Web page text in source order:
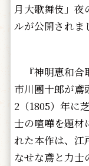
月大歌舞伎」夜
ルが公開されま
『神明恵和合
市川團十郎が鳶
2（1805） 年に
士の喧嘩を題材
れた本作は、 江
なせな鳶と力士